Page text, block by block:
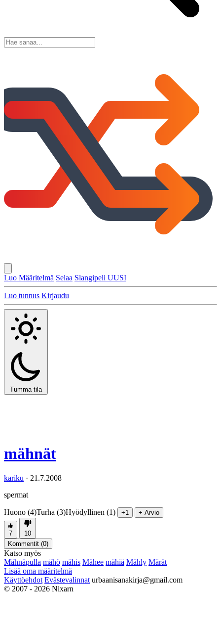
Luo Määritelmä Selaa Slangipeli UUSI
Luo tunnus Kirjaudu
Tumma tila
mähnät
kariku · 21.7.2008
spermat
Huono (4)Turha (3)Hyödyllinen (1) +1 + Arvio
7
10
Kommentit (0)
Katso myös
Mähnäpulla mähö mähis Mähee mähiä Mähly Märät
Lisää oma määritelmä
Käyttöehdot Evästevalinnat urbaanisanakirja@gmail.com
© 2007 - 2026 Nixarn